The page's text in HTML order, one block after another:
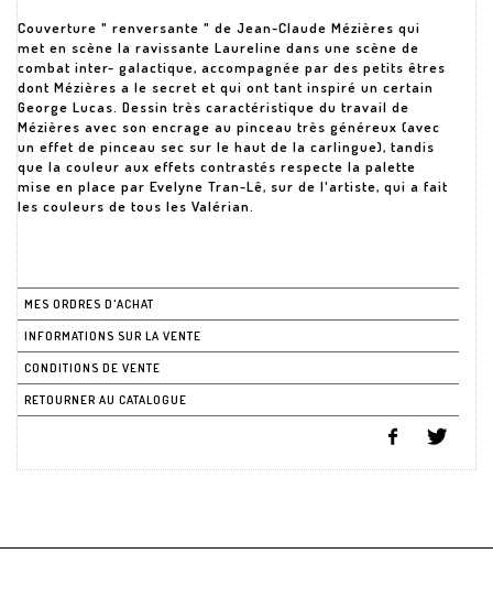
Couverture " renversante " de Jean-Claude Mézières qui
met en scène la ravissante Laureline dans une scène de
combat inter- galactique, accompagnée par des petits êtres
dont Mézières a le secret et qui ont tant inspiré un certain
George Lucas. Dessin très caractéristique du travail de
Mézières avec son encrage au pinceau très généreux (avec
un effet de pinceau sec sur le haut de la carlingue), tandis
que la couleur aux effets contrastés respecte la palette
mise en place par Evelyne Tran-Lê, sur de l'artiste, qui a fait
les couleurs de tous les Valérian.
MES ORDRES D'ACHAT
INFORMATIONS SUR LA VENTE
CONDITIONS DE VENTE
RETOURNER AU CATALOGUE